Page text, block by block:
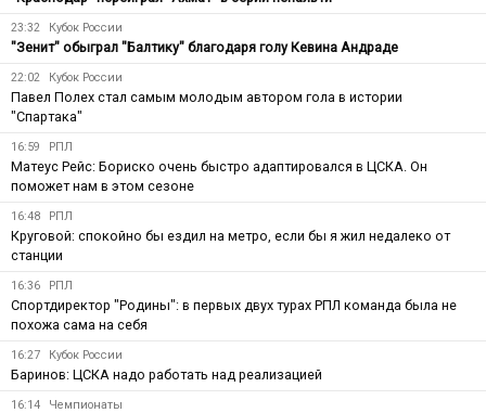
23:32 Кубок России
"Зенит" обыграл "Балтику" благодаря голу Кевина Андраде
22:02 Кубок России
Павел Полех стал самым молодым автором гола в истории
"Спартака"
16:59 РПЛ
Матеус Рейс: Бориско очень быстро адаптировался в ЦСКА. Он
поможет нам в этом сезоне
16:48 РПЛ
Круговой: спокойно бы ездил на метро, если бы я жил недалеко от
станции
16:36 РПЛ
Спортдиректор "Родины": в первых двух турах РПЛ команда была не
похожа сама на себя
16:27 Кубок России
Баринов: ЦСКА надо работать над реализацией
16:14 Чемпионаты